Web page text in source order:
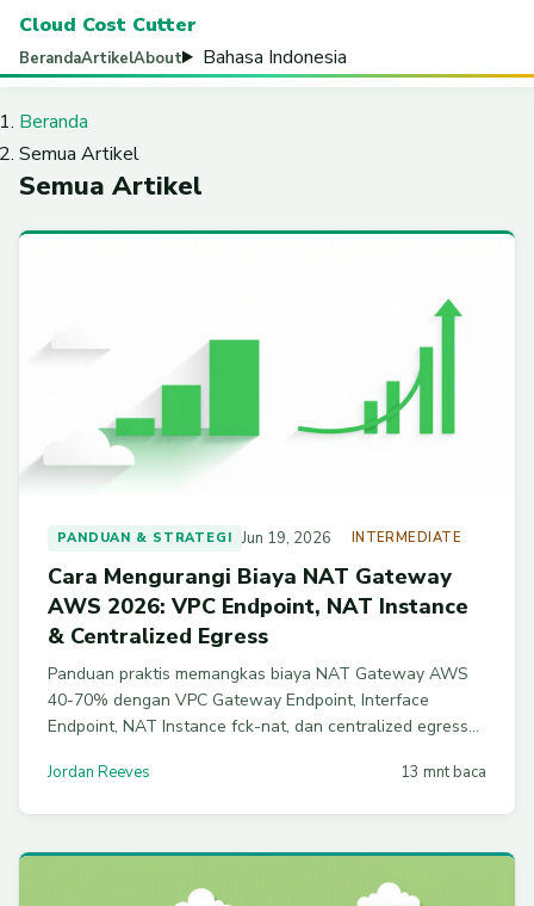
Cloud Cost Cutter
BerandaArtikelAbout Bahasa Indonesia
Beranda
Semua Artikel
Semua Artikel
PANDUAN & STRATEGI Jun 19, 2026 INTERMEDIATE
Cara Mengurangi Biaya NAT Gateway
AWS 2026: VPC Endpoint, NAT Instance
& Centralized Egress
Panduan praktis memangkas biaya NAT Gateway AWS
40-70% dengan VPC Gateway Endpoint, Interface
Endpoint, NAT Instance fck-nat, dan centralized egress
CLI dan tabel harga 2026.
Jordan Reeves 13 mnt baca